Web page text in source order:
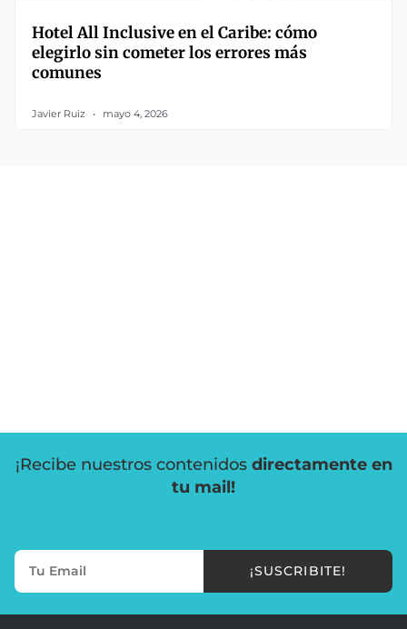
Hotel All Inclusive en el Caribe: cómo
elegirlo sin cometer los errores más
comunes
Javier Ruiz mayo 4, 2026
¡Recibe nuestros contenidos directamente en
tu mail!
¡SUSCRIBITE!